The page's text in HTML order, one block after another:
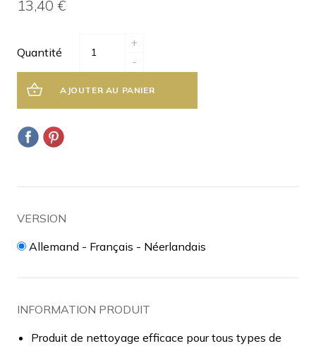
13,40 €
Quantité
+
-
AJOUTER AU PANIER
VERSION
Allemand - Français - Néerlandais
INFORMATION PRODUIT
Produit de nettoyage efficace pour tous types de